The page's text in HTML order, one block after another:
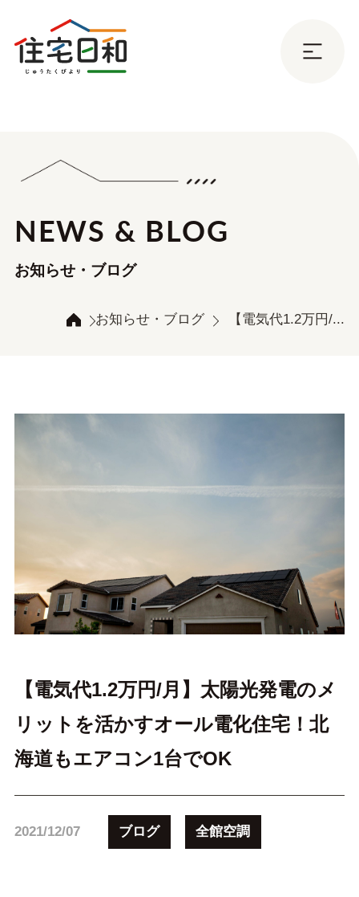
NEWS & BLOG
お知らせ・ブログ
お知らせ・ブログ 【電気代1.2万円/...
【電気代1.2万円/月】太陽光発電のメ
リットを活かすオール電化住宅！北
海道もエアコン1台でOK
2021/12/07 ブログ 全館空調